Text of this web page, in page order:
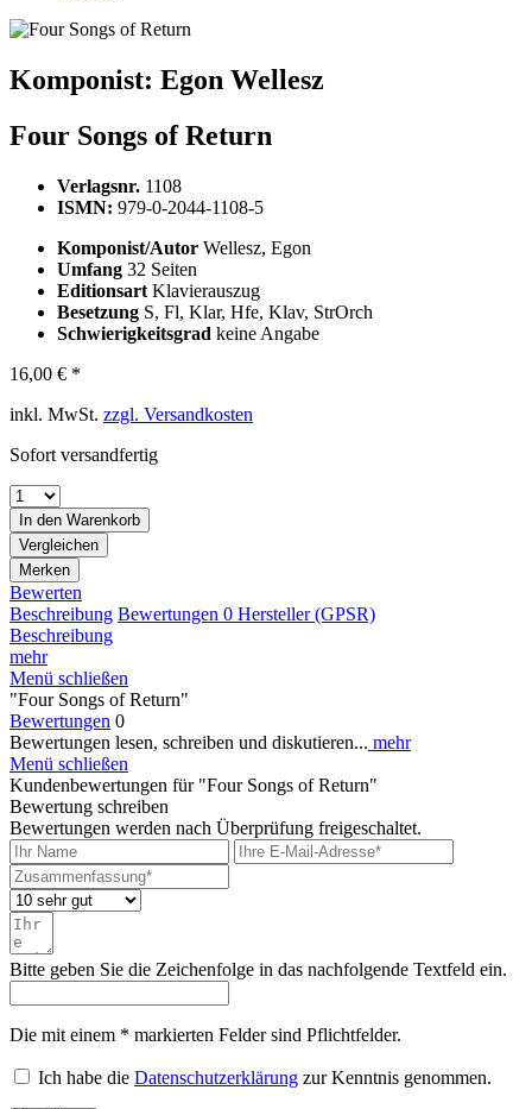
Komponist: Egon Wellesz
Four Songs of Return
Verlagsnr. 1108
ISMN: 979-0-2044-1108-5
Komponist/Autor Wellesz, Egon
Umfang 32 Seiten
Editionsart Klavierauszug
Besetzung S, Fl, Klar, Hfe, Klav, StrOrch
Schwierigkeitsgrad keine Angabe
16,00 € *
inkl. MwSt. zzgl. Versandkosten
Sofort versandfertig
In den Warenkorb
Vergleichen
Merken
Bewerten
Beschreibung Bewertungen 0 Hersteller (GPSR)
Beschreibung
mehr
Menü schließen
"Four Songs of Return"
Bewertungen 0
Bewertungen lesen, schreiben und diskutieren... mehr
Menü schließen
Kundenbewertungen für "Four Songs of Return"
Bewertung schreiben
Bewertungen werden nach Überprüfung freigeschaltet.
Bitte geben Sie die Zeichenfolge in das nachfolgende Textfeld ein.
Die mit einem * markierten Felder sind Pflichtfelder.
Ich habe die Datenschutzerklärung zur Kenntnis genommen.